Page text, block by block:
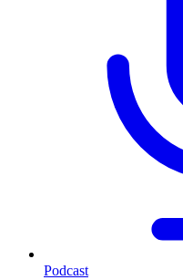
Podcast